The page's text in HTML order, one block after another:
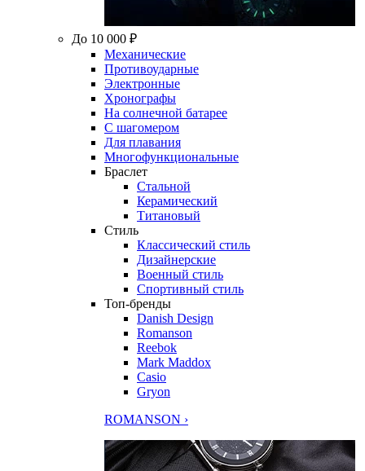
До 10 000 ₽
Механические
Противоударные
Электронные
Хронографы
На солнечной батарее
С шагомером
Для плавания
Многофункциональные
Браслет
Стальной
Керамический
Титановый
Стиль
Классический стиль
Дизайнерские
Военный стиль
Спортивный стиль
Топ-бренды
Danish Design
Romanson
Reebok
Mark Maddox
Casio
Gryon
ROMANSON ›